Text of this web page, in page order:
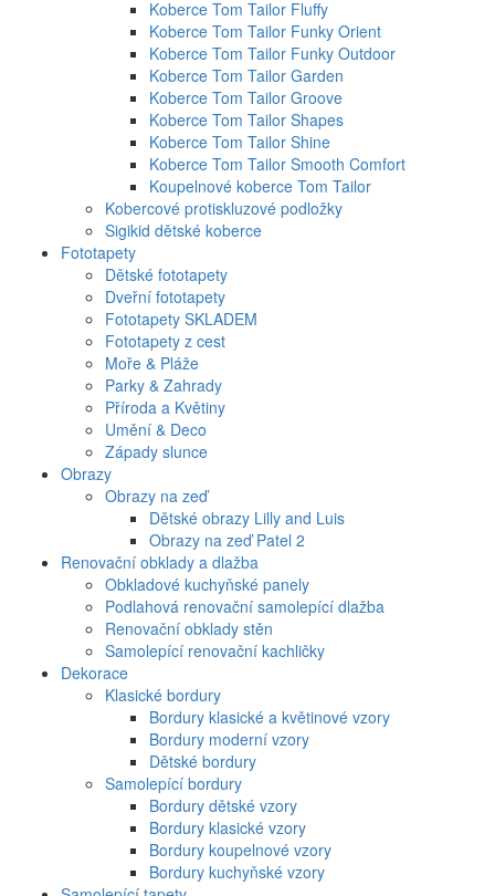
Koberce Tom Tailor Fluffy
Koberce Tom Tailor Funky Orient
Koberce Tom Tailor Funky Outdoor
Koberce Tom Tailor Garden
Koberce Tom Tailor Groove
Koberce Tom Tailor Shapes
Koberce Tom Tailor Shine
Koberce Tom Tailor Smooth Comfort
Koupelnové koberce Tom Tailor
Kobercové protiskluzové podložky
Sigikid dětské koberce
Fototapety
Dětské fototapety
Dveřní fototapety
Fototapety SKLADEM
Fototapety z cest
Moře & Pláže
Parky & Zahrady
Příroda a Květiny
Umění & Deco
Západy slunce
Obrazy
Obrazy na zeď
Dětské obrazy Lilly and Luis
Obrazy na zeď Patel 2
Renovační obklady a dlažba
Obkladové kuchyňské panely
Podlahová renovační samolepící dlažba
Renovační obklady stěn
Samolepící renovační kachličky
Dekorace
Klasické bordury
Bordury klasické a květinové vzory
Bordury moderní vzory
Dětské bordury
Samolepící bordury
Bordury dětské vzory
Bordury klasické vzory
Bordury koupelnové vzory
Bordury kuchyňské vzory